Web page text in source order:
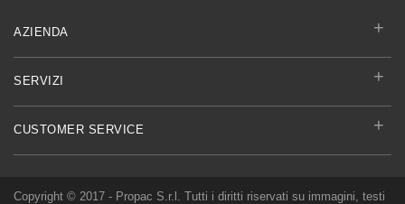
AZIENDA +
SERVIZI +
CUSTOMER SERVICE +
Copyright © 2017 - Propac S.r.l. Tutti i diritti riservati su immagini, testi